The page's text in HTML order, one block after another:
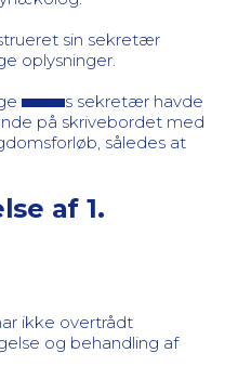
sin sekretær
oplysninger.
s sekretær havde
på skrivebordet med
således at
af 1.
ikke overtrådt
og behandling af